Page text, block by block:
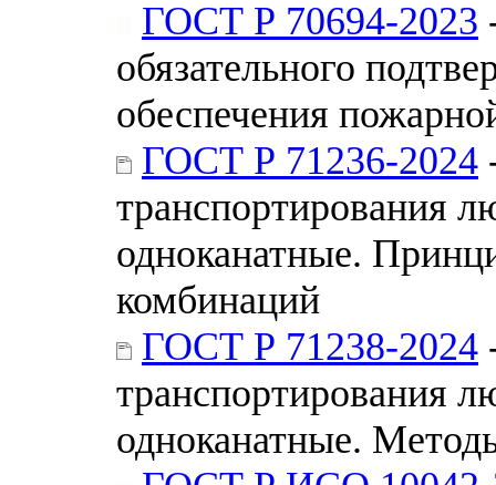
ГОСТ Р 70694-2023
обязательного
обеспечения
ГОСТ Р 71236-2024
транспортирования
одноканатные.
комбинаций
ГОСТ Р 71238-2024
транспортирования
одноканатные.